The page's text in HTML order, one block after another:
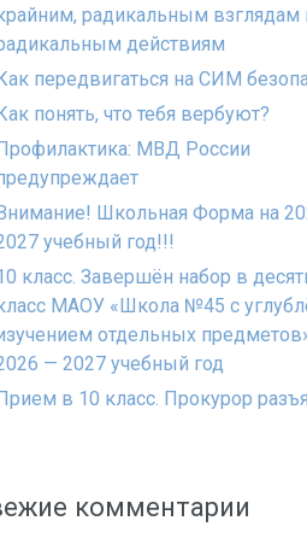
радикальным взглядам
действиям
передвигаться на СИМ
понять, что тебя вербуют?
МВД России
Школьная Форма на
учебный год!!!
класс. Завершён набор в
МАОУ «Школа №45 с
отдельных
— 2027 учебный год
в 10 класс. Прокурор
комментарии